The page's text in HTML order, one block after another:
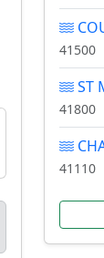
41500
ST
41800
41110